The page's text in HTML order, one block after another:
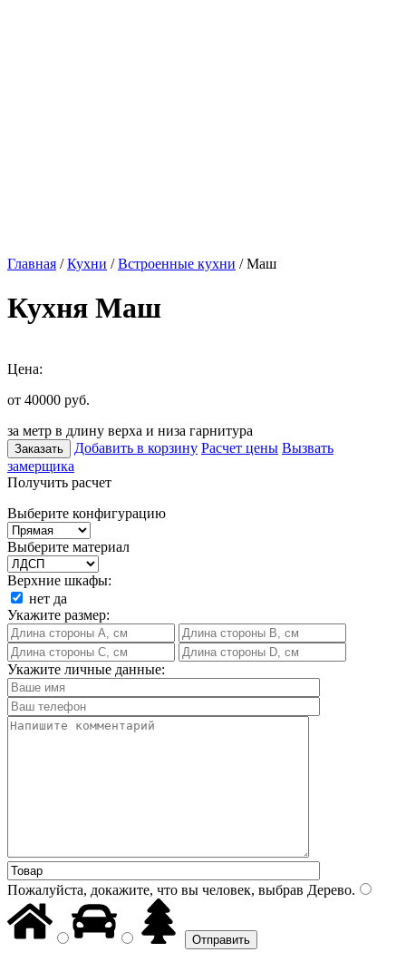
Главная /Кухни /Встроенные кухни / Маш
Кухня Маш
Цена:
от 40000 руб.
за метр в длину верха и низа гарнитура
Заказать Добавить в корзину Расчет цены Вызвать
замерщика
Получить расчет
Выберите конфигурацию
Выберите материал
Верхние шкафы:
нет да
Укажите размер:
Укажите личные данные:
Пожалуйста, докажите, что вы человек, выбрав Дерево.